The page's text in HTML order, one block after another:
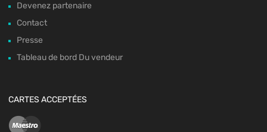
Devenez partenaire
Contact
Presse
Tableau de bord Du vendeur
CARTES ACCEPTÉES